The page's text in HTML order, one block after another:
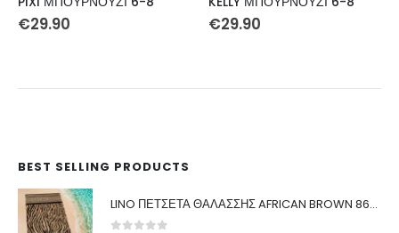
€29.90 €29.90
BEST SELLING PRODUCTS
LINO ΠΕΤΣΕΤΑ ΘΑΛΑΣΣΗΣ AFRICAN BROWN 86X160